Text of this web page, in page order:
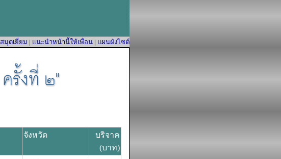
สมุดเยี่ยม | แนะนำหน้านี้ให้เพื่อน | แผนผังไซต์
จังหวัด
บริจาค
(บาท)